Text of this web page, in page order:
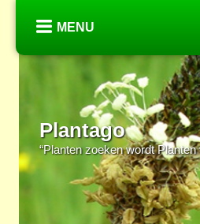
MENU
Plantago
“Planten zoeken wordt Planten